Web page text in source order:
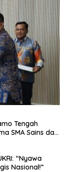
Tengah
SMA Sains dan
“Nyawa
Nasional!”